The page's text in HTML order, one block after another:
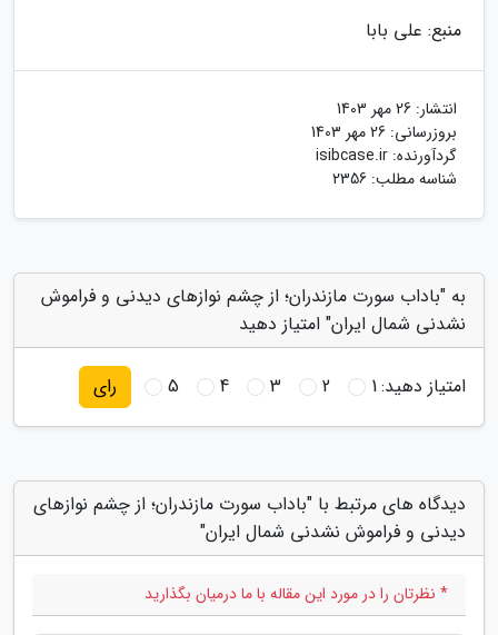
منبع: علی بابا
انتشار: 26 مهر 1403
بروزرسانی: 26 مهر 1403
گردآورنده: isibcase.ir
شناسه مطلب: 2356
به "باداب سورت مازندران؛ از چشم نوازهای دیدنی و فراموش
نشدنی شمال ایران" امتیاز دهید
امتیاز دهید:1
2
3
4
5 رای
دیدگاه های مرتبط با "باداب سورت مازندران؛ از چشم نوازهای
دیدنی و فراموش نشدنی شمال ایران"
* نظرتان را در مورد این مقاله با ما درمیان بگذارید